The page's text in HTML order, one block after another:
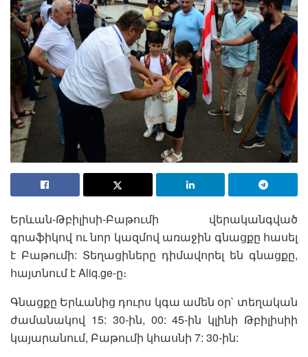
Երևան-Թբիլիսի-Բաթումի վերականգված
գրաֆիկով ու նոր կազմով առաջին գնացքը հասել
է Բաթումի: Տեղացիները դիմավորել են գնացքը,
հայտնում է Aliq.ge-ը։
Գնացքը Երևանից դուրս կգա ամեն օր` տեղական
ժամանակով 15: 30-ին, 00: 45-ին կլինի Թբիլիսիի
կայարանում, Բաթումի կհասնի 7: 30-ին: